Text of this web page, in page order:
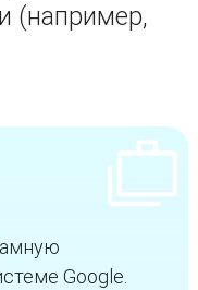
(например,
Google.